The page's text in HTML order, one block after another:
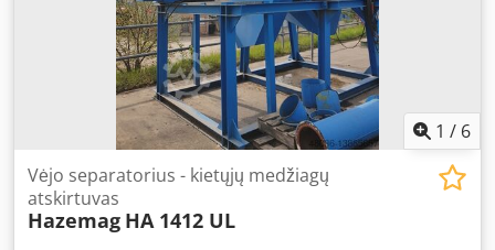
1 / 6
Vėjo separatorius - kietųjų medžiagų
atskirtuvas
Hazemag HA 1412 UL